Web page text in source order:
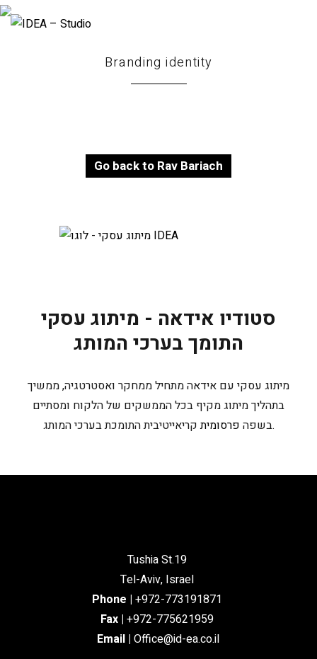
Branding identity
Go back to Rav Bariach
סטודיו אידאה - מיתוג עסקי
התומך בערכי המותג
מיתוג עסקי עם אידאה מתחיל ממחקר ואסטרטגיה, ממשיך
בתהליך מיתוג מקיף בכל הממשקים של הלקוח ומסתיים
בשפה פרסומית קריאייטיבית התומכת בערכי המותג.
Tushia St.19
Tel-Aviv, Israel
Phone | +972-773191871
Fax | +972-775621959
Email | Office@id-ea.co.il